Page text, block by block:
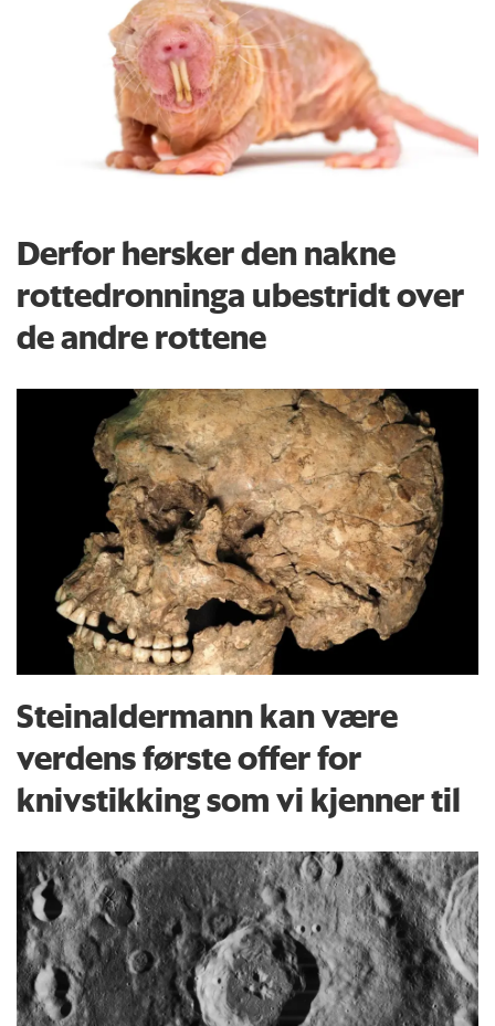
Derfor hersker den nakne
rottedronninga ubestridt over
de andre rottene
Steinaldermann kan være
verdens første offer for
knivstikking som vi kjenner til